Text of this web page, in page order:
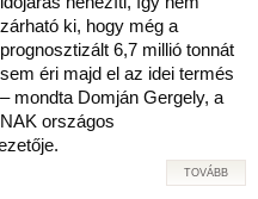
zárható ki, hogy még a
prognosztizált 6,7 millió tonnát
sem éri majd el az idei termés
– mondta Domján Gergely, a
NAK országos
TOVÁBB